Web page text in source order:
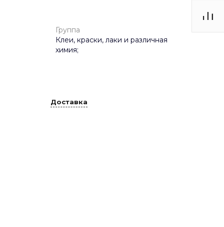
Группа
Клеи, краски, лаки и различная
химия;
Доставка